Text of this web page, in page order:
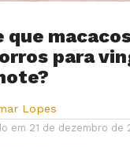
que
para
Lopes
em 21 de dezembro de